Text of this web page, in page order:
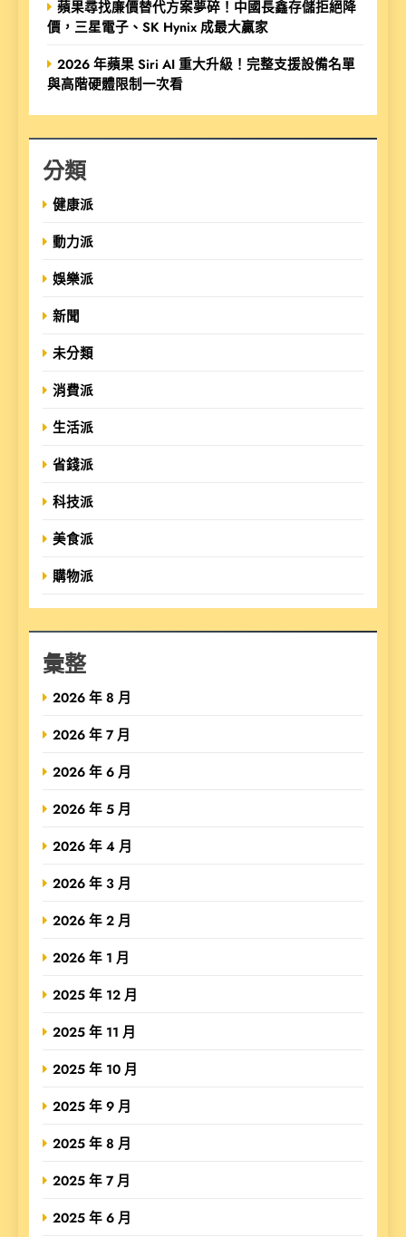
蘋果尋找廉價替代方案夢碎！中國長鑫存儲拒絕降
價，三星電子、SK Hynix 成最大贏家
2026 年蘋果 Siri AI 重大升級！完整支援設備名單
與高階硬體限制一次看
分類
健康派
動力派
娛樂派
新聞
未分類
消費派
生活派
省錢派
科技派
美食派
購物派
彙整
2026 年 8 月
2026 年 7 月
2026 年 6 月
2026 年 5 月
2026 年 4 月
2026 年 3 月
2026 年 2 月
2026 年 1 月
2025 年 12 月
2025 年 11 月
2025 年 10 月
2025 年 9 月
2025 年 8 月
2025 年 7 月
2025 年 6 月